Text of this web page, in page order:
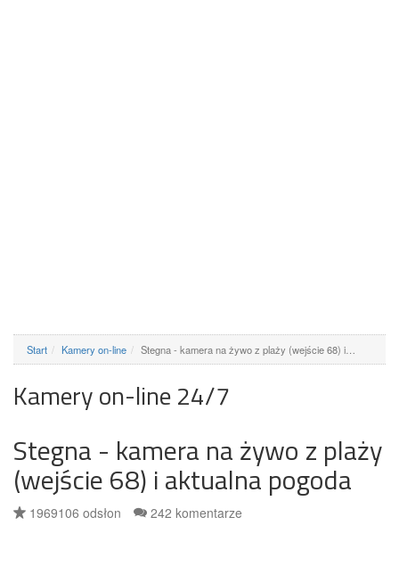
Start Kamery on-line Stegna - kamera na żywo z plaży (wejście 68) i…
Kamery on-line 24/7
Stegna - kamera na żywo z plaży
(wejście 68) i aktualna pogoda
1969106 odsłon 242 komentarze